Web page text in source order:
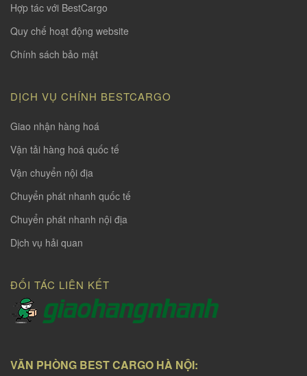
Hợp tác với BestCargo
Quy chế hoạt động website
Chính sách bảo mật
DỊCH VỤ CHÍNH BESTCARGO
Giao nhận hàng hoá
Vận tải hàng hoá quốc tế
Vận chuyển nội địa
Chuyển phát nhanh quốc tế
Chuyển phát nhanh nội địa
Dịch vụ hải quan
ĐỐI TÁC LIÊN KẾT
VĂN PHÒNG BEST CARGO HÀ NỘI: